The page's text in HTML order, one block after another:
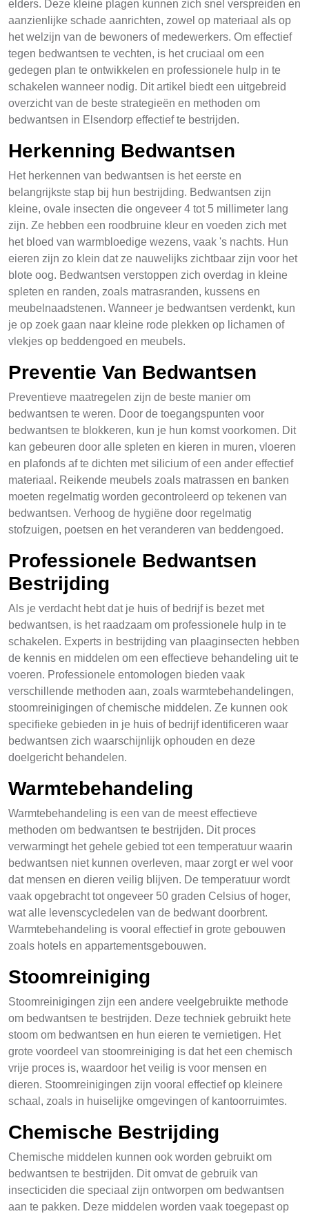
elders. Deze kleine plagen kunnen zich snel verspreiden en
aanzienlijke schade aanrichten, zowel op materiaal als op
het welzijn van de bewoners of medewerkers. Om effectief
tegen bedwantsen te vechten, is het cruciaal om een
gedegen plan te ontwikkelen en professionele hulp in te
schakelen wanneer nodig. Dit artikel biedt een uitgebreid
overzicht van de beste strategieën en methoden om
bedwantsen in Elsendorp effectief te bestrijden.
Herkenning Bedwantsen
Het herkennen van bedwantsen is het eerste en
belangrijkste stap bij hun bestrijding. Bedwantsen zijn
kleine, ovale insecten die ongeveer 4 tot 5 millimeter lang
zijn. Ze hebben een roodbruine kleur en voeden zich met
het bloed van warmbloedige wezens, vaak 's nachts. Hun
eieren zijn zo klein dat ze nauwelijks zichtbaar zijn voor het
blote oog. Bedwantsen verstoppen zich overdag in kleine
spleten en randen, zoals matrasranden, kussens en
meubelnaadstenen. Wanneer je bedwantsen verdenkt, kun
je op zoek gaan naar kleine rode plekken op lichamen of
vlekjes op beddengoed en meubels.
Preventie Van Bedwantsen
Preventieve maatregelen zijn de beste manier om
bedwantsen te weren. Door de toegangspunten voor
bedwantsen te blokkeren, kun je hun komst voorkomen. Dit
kan gebeuren door alle spleten en kieren in muren, vloeren
en plafonds af te dichten met silicium of een ander effectief
materiaal. Reikende meubels zoals matrassen en banken
moeten regelmatig worden gecontroleerd op tekenen van
bedwantsen. Verhoog de hygiëne door regelmatig
stofzuigen, poetsen en het veranderen van beddengoed.
Professionele Bedwantsen
Bestrijding
Als je verdacht hebt dat je huis of bedrijf is bezet met
bedwantsen, is het raadzaam om professionele hulp in te
schakelen. Experts in bestrijding van plaaginsecten hebben
de kennis en middelen om een effectieve behandeling uit te
voeren. Professionele entomologen bieden vaak
verschillende methoden aan, zoals warmtebehandelingen,
stoomreinigingen of chemische middelen. Ze kunnen ook
specifieke gebieden in je huis of bedrijf identificeren waar
bedwantsen zich waarschijnlijk ophouden en deze
doelgericht behandelen.
Warmtebehandeling
Warmtebehandeling is een van de meest effectieve
methoden om bedwantsen te bestrijden. Dit proces
verwarmingt het gehele gebied tot een temperatuur waarin
bedwantsen niet kunnen overleven, maar zorgt er wel voor
dat mensen en dieren veilig blijven. De temperatuur wordt
vaak opgebracht tot ongeveer 50 graden Celsius of hoger,
wat alle levenscycledelen van de bedwant doorbrent.
Warmtebehandeling is vooral effectief in grote gebouwen
zoals hotels en appartementsgebouwen.
Stoomreiniging
Stoomreinigingen zijn een andere veelgebruikte methode
om bedwantsen te bestrijden. Deze techniek gebruikt hete
stoom om bedwantsen en hun eieren te vernietigen. Het
grote voordeel van stoomreiniging is dat het een chemisch
vrije proces is, waardoor het veilig is voor mensen en
dieren. Stoomreinigingen zijn vooral effectief op kleinere
schaal, zoals in huiselijke omgevingen of kantoorruimtes.
Chemische Bestrijding
Chemische middelen kunnen ook worden gebruikt om
bedwantsen te bestrijden. Dit omvat de gebruik van
insecticiden die speciaal zijn ontworpen om bedwantsen
aan te pakken. Deze middelen worden vaak toegepast op